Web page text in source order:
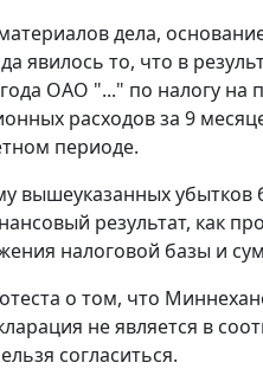
дела,
явилось то, что в
ОАО "..." по налогу на
расходов за 9
периоде.
вышеуказанных
результат, как
налоговой базы и
о том, что
не является в
согласиться.